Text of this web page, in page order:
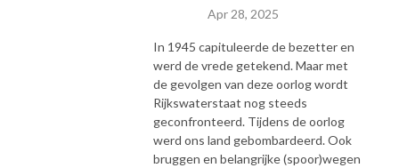
Apr 28, 2025
In 1945 capituleerde de bezetter en
werd de vrede getekend. Maar met
de gevolgen van deze oorlog wordt
Rijkswaterstaat nog steeds
geconfronteerd. Tijdens de oorlog
werd ons land gebombardeerd. Ook
bruggen en belangrijke (spoor)wegen